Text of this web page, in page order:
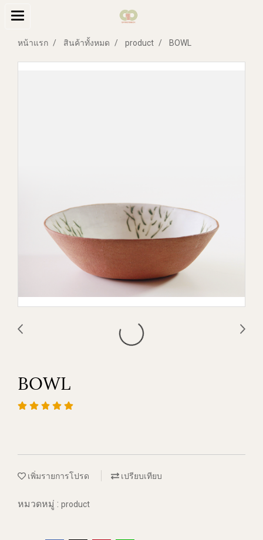
หน้าแรก สินค้าทั้งหมด product BOWL
BOWL
เพิ่มรายการโปรด เปรียบเทียบ
หมวดหมู่ : product